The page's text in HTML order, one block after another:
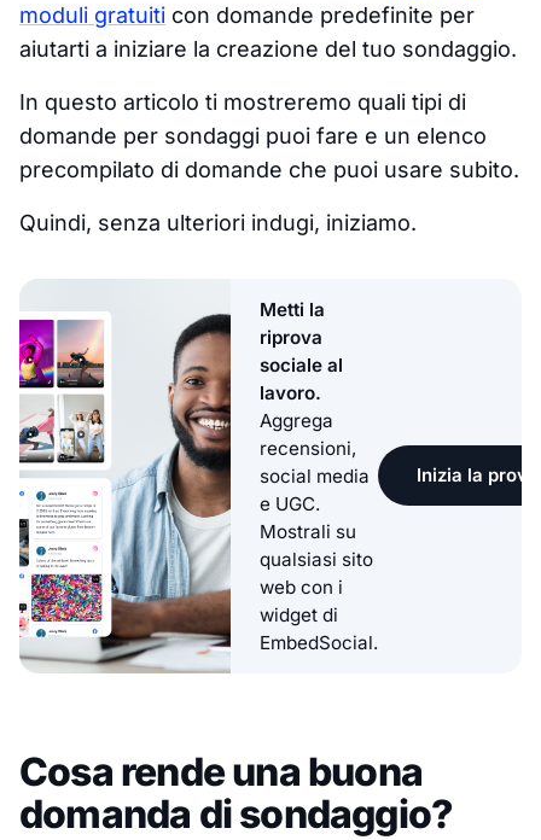
moduli gratuiti con domande predefinite per
aiutarti a iniziare la creazione del tuo sondaggio.
In questo articolo ti mostreremo quali tipi di
domande per sondaggi puoi fare e un elenco
precompilato di domande che puoi usare subito.
Quindi, senza ulteriori indugi, iniziamo.
Metti la
riprova
sociale al
lavoro.
Aggrega
recensioni,
social media
e UGC.
Mostrali su
qualsiasi sito
web con i
widget di
EmbedSocial.
Inizia la
Cosa rende una buona
domanda di sondaggio?